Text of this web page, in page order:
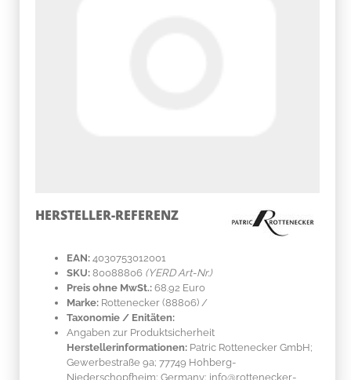
HERSTELLER-REFERENZ
EAN: 4030753012001
SKU: 80088806 (YERD Art-Nr.)
Preis ohne MwSt.: 68.92 Euro
Marke: Rottenecker (88806) /
Taxonomie / Enitäten:
Angaben zur Produktsicherheit
Herstellerinformationen: Patric Rottenecker GmbH;
Gewerbestraße 9a; 77749 Hohberg-
Niederschopfheim; Germany; info@rottenecker-